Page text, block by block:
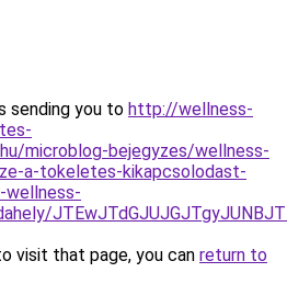
sending you to http://wellness-
microblog-bejegyzes/wellness-
a-tokeletes-kikapcsolodast-
wellness-
visit that page, you can return to